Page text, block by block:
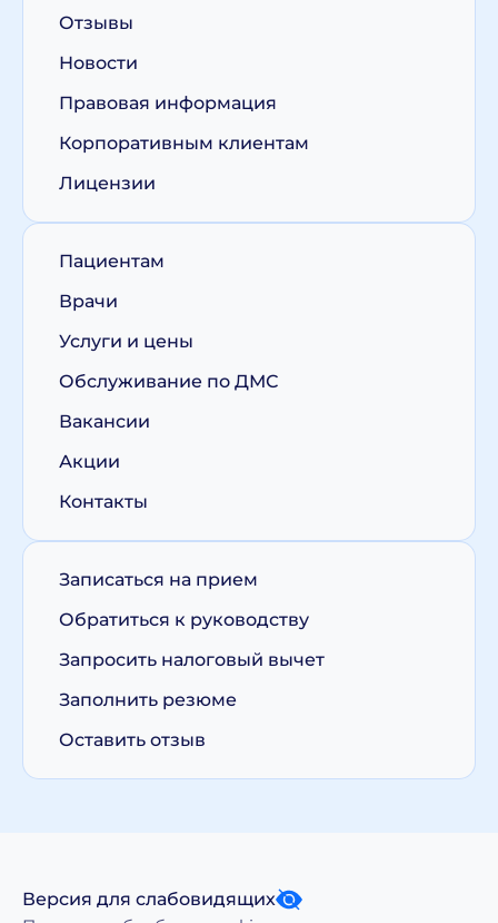
Отзывы
Новости
Правовая информация
Корпоративным клиентам
Лицензии
Пациентам
Врачи
Услуги и цены
Обслуживание по ДМС
Вакансии
Акции
Контакты
Записаться на прием
Обратиться к руководству
Запросить налоговый вычет
Заполнить резюме
Оставить отзыв
Версия для слабовидящих